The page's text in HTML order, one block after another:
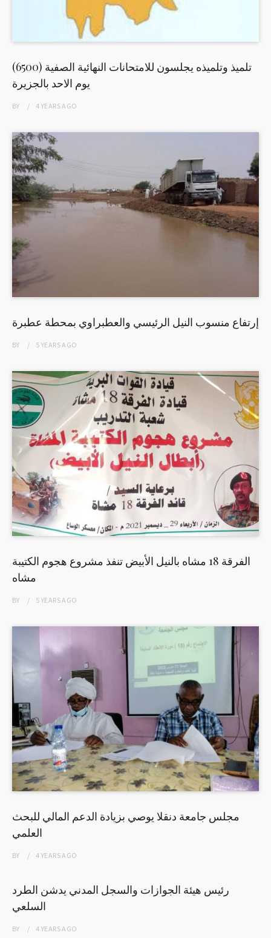
(6500) تلميذ وتلميذه يجلسون للامتحانات النهائية الصفية
يوم الاحد بالجزيرة
BY 4 YEARSAGO
إرتفاع منسوب النيل الرئيسي والعطبراوي بمحطة عطبرة
BY 5 YEARSAGO
الفرقة 18 مشاه بالنيل الأبيض تنفذ مشروع هجوم الكتيبة
مشاه
BY 5 YEARSAGO
مجلس جامعة دنقلا يوصي بزيادة الدعم المالي للبحث
العلمي
BY 4 YEARSAGO
رئيس هيئة الجوازات والسجل المدني يدشن الطرد
السلعي
BY 4 YEARSAGO